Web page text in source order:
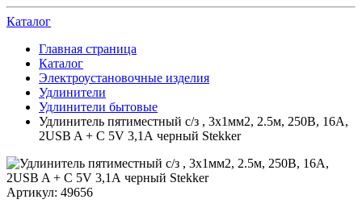
Каталог
Главная страница
Каталог
Электроустановочные изделия
Удлинители
Удлинители бытовые
Удлинитель пятиместный c/з , 3x1мм2, 2.5м, 250В, 16А,
2USB A + C 5V 3,1А черный Stekker
Артикул: 49656